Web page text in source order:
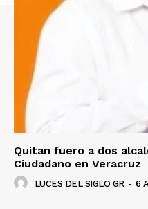
Quitan fuero a dos
Ciudadano en Veracruz
LUCES DEL SIGLO GR - 6